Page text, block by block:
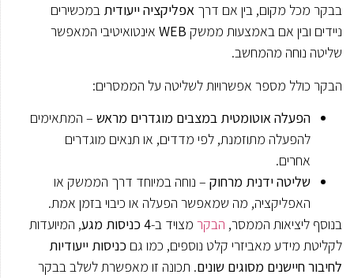
בבקר מכל מקום, בין אם דרך אפליקציה ייעודית במכשירים
ניידים ובין אם באמצעות ממשק WEB אינטואיטיבי המאפשר
שליטה נוחה מהמחשב.
הבקר כולל מספר אפשרויות לשליטה על הממסרים:
הפעלה אוטומטית במצבים מוגדרים מראש – המתאימים
להפעלה מתוזמנת, לפי מדדים, או תנאים מוגדרים
אחרים.
שליטה ידנית מרחוק – נוחה במיוחד דרך הממשק או
האפליקציה, מה שמאפשר הפעלה או כיבוי בזמן אמת.
בנוסף ליציאות הממסר, הבקר מצויד ב-4 כניסות מגע
, המיועדות
לקליטת מידע מאביזרי קלט נוספים, כמו גם כניסות ייעודיות
לחיבור חיישנים מסוגים שונים. תכונה זו מאפשרת לשלב בבקר